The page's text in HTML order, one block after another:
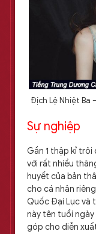
Địch Lệ Nhiệt Ba
Sự nghiệp
Gần 1 thập kỉ
với rất nhiều
huyết của bản
cho cá nhân
Quốc Đại Lục và
này tên tuổi ngày
góp cho diễn